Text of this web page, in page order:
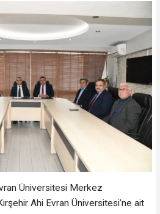
Üniversitesi Merkez
Ahi Evran Üniversitesi’ne ait